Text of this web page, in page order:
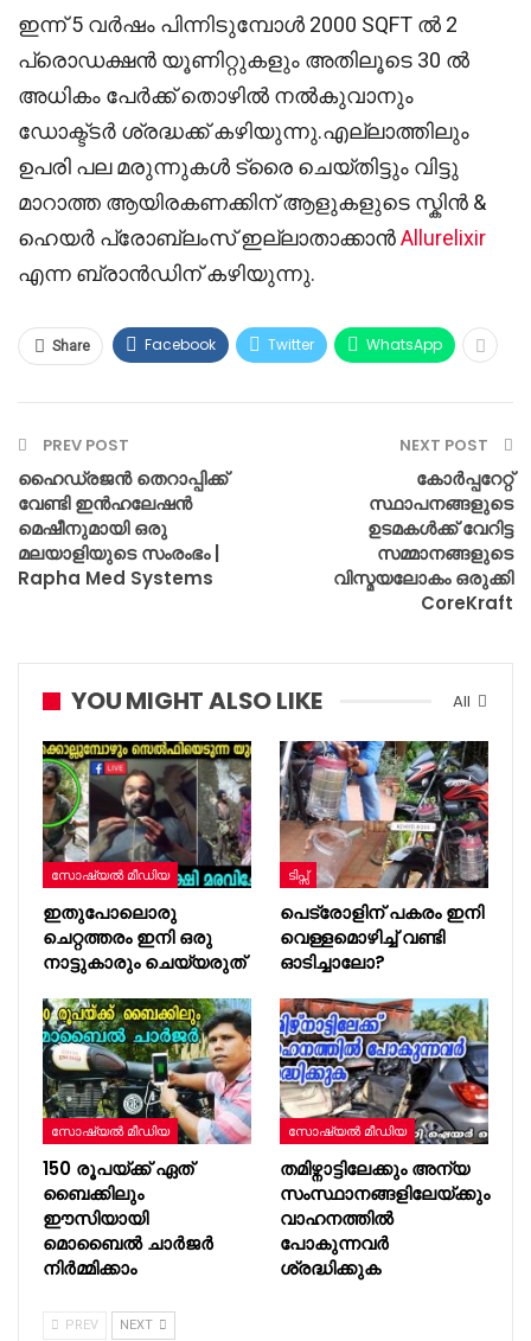
ഇന്ന് 5 വർഷം പിന്നിടുമ്പോൾ 2000 SQFT ൽ 2
പ്രൊഡക്ഷൻ യൂണിറ്റുകളും അതിലൂടെ 30 ൽ
അധികം പേർക്ക് തൊഴിൽ നൽകുവാനും
ഡോക്ട്ടർ ശ്രദ്ധക്ക് കഴിയുന്നു.എല്ലാത്തിലും
ഉപരി പല മരുന്നുകൾ ട്രൈ ചെയ്തിട്ടും വിട്ടു
മാറാത്ത ആയിരകണക്കിന് ആളുകളുടെ സ്കിൻ &
ഹെയർ പ്രോബ്ലംസ് ഇല്ലാതാക്കാൻAllurelixir
എന്ന ബ്രാൻഡിന് കഴിയുന്നു.
Share Facebook Twitter WhatsApp
PREV POST
ഹൈഡ്രജൻ തെറാപ്പിക്ക്
വേണ്ടി ഇൻഹലേഷൻ
മെഷീനുമായി ഒരു
മലയാളിയുടെ സംരംഭം |
Rapha Med Systems
NEXT POST
കോർപ്പറേറ്റ്
സ്ഥാപനങ്ങളുടെ
ഉടമകൾക്ക് വേറിട്ട
സമ്മാനങ്ങളുടെ
വിസ്മയലോകം ഒരുക്കി
CoreKraft
All
YOU MIGHT ALSO LIKE
സോഷ്യൽ മീഡിയ
ഇതുപോലൊരു
ചെറ്റത്തരം ഇനി ഒരു
നാട്ടുകാരും ചെയ്യരുത്
ടിപ്സ്
പെട്രോളിന് പകരം ഇനി
വെള്ളമൊഴിച്ച് വണ്ടി
ഓടിച്ചാലോ?
സോഷ്യൽ മീഡിയ
150 രൂപയ്ക്ക് ഏത്
ബൈക്കിലും
ഈസിയായി
മൊബൈൽ ചാർജർ
നിർമ്മിക്കാം
സോഷ്യൽ മീഡിയ
തമിഴ്നാട്ടിലേക്കും അന്യ
സംസ്ഥാനങ്ങളിലേയ്ക്കും
വാഹനത്തില്‍
പോകുന്നവര്‍
ശ്രദ്ധിക്കുക
PREV NEXT